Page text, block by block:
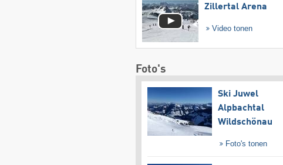
Zillertal Arena
Video tonen
Foto's
Ski Juwel
Alpbachtal
Wildschönau
Foto's tonen